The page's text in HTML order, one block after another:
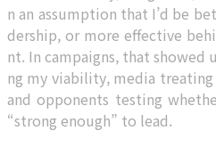
n an assumption that I’d be
dership, or more effective
nt. In campaigns, that showed
ng my viability, media treating
and opponents testing
“strong enough” to lead.